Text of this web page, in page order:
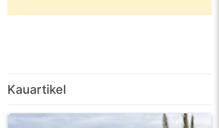
Kauartikel